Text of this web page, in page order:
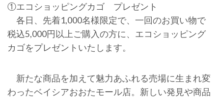
①エコショッピングカゴ プレゼント
各日、先着1,000名様限定で、一回のお買い物で
税込5,000円以上ご購入の方に、エコショッピング
カゴをプレゼントいたします。
新たな商品を加えて魅力あふれる売場に生まれ変
わったベイシアおおたモール店。新しい発見や商品